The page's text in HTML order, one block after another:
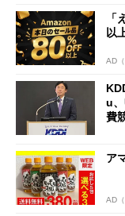
以
AD
u
費
ア
AD